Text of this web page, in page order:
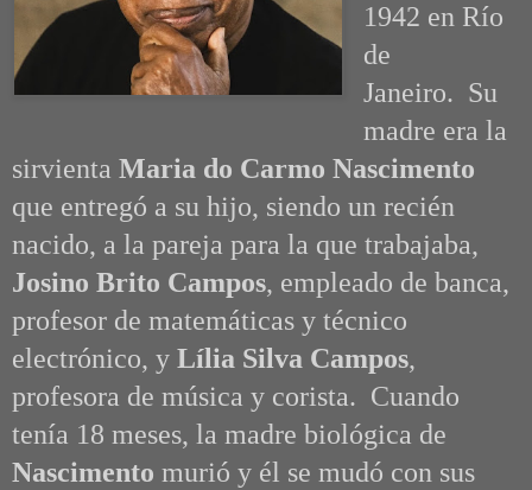
1942 en Río
de
Janeiro. Su
madre era la
sirvienta Maria do Carmo Nascimento
que entregó a su hijo, siendo un recién
nacido, a la pareja para la que trabajaba,
Josino Brito Campos, empleado de banca,
profesor de matemáticas y técnico
electrónico, y Lília Silva Campos,
profesora de música y corista. Cuando
tenía 18 meses, la madre biológica de
Nascimento murió y él se mudó con sus